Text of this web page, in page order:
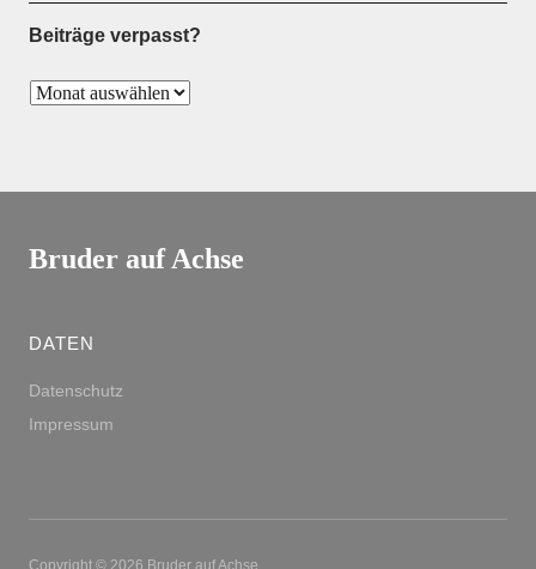
Beiträge verpasst?
Bruder auf Achse
DATEN
Datenschutz
Impressum
Copyright © 2026 Bruder auf Achse